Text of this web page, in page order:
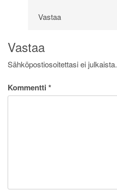
Vastaa
Vastaa
Sähköpostiosoitettasi ei julkaista.
Kommentti *